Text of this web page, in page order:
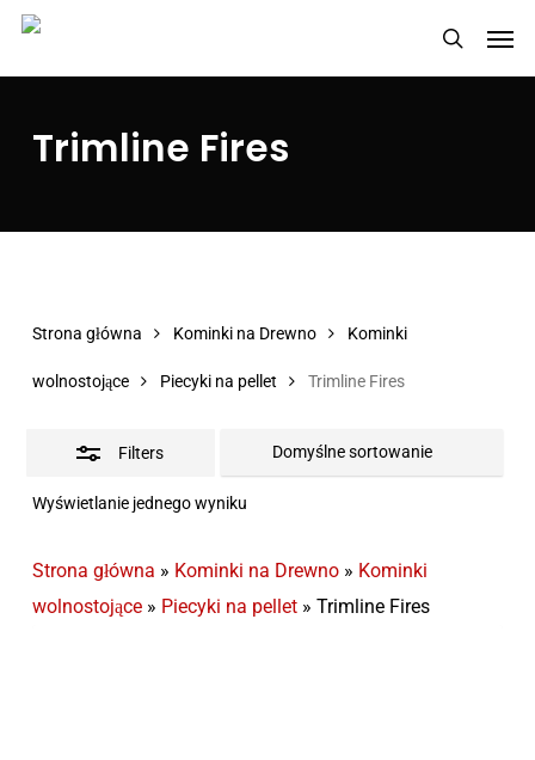
Skip
search
Trimline Fires
Strona główna Kominki na Drewno Kominki
wolnostojące Piecyki na pellet Trimline Fires
Filters
Wyświetlanie jednego wyniku
Close
Filters
Strona główna » Kominki na Drewno» Kominki
wolnostojące» Piecyki na pellet» Trimline Fires